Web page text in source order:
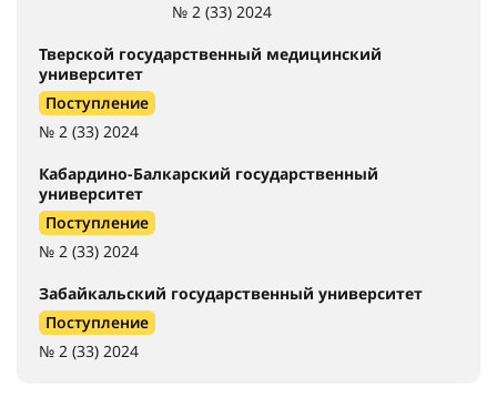
№ 2 (33) 2024
Тверской государственный медицинский
университет
Поступление
№ 2 (33) 2024
Кабардино-Балкарский государственный
университет
Поступление
№ 2 (33) 2024
Забайкальский государственный университет
Поступление
№ 2 (33) 2024